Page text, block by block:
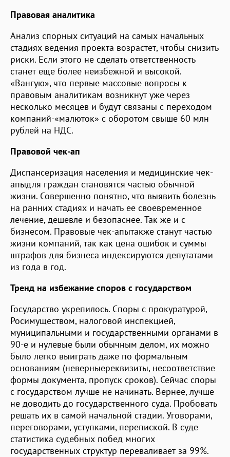
Правовая аналитика
Анализ спорных ситуаций на самых начальных
стадиях ведения проекта возрастет, чтобы снизить
риски. Если этого не сделать ответственность
станет еще более неизбежной и высокой.
«Вангую», что первые массовые вопросы к
правовым аналитикам возникнут уже через
несколько месяцев и будут связаны с переходом
компаний-«малюток» с оборотом свыше 60 млн
рублей на НДС.
Правовой чек-ап
Диспансеризация населения и медицинские чек-
апыдля граждан становятся частью обычной
жизни. Совершенно понятно, что выявить болезнь
на ранних стадиях и начать ее своевременное
лечение, дешевле и безопаснее. Так же и с
бизнесом. Правовые чек-апытакже станут частью
жизни компаний, так как цена ошибок и суммы
штрафов для бизнеса индексируются депутатами
из года в год.
Тренд на избежание споров с государством
Государство укрепилось. Споры с прокуратурой,
Росимуществом, налоговой инспекцией,
муниципальными и государственными органами в
90-е и нулевые были обычным делом, их можно
было легко выиграть даже по формальным
основаниям (неверныереквизиты, несоответствие
формы документа, пропуск сроков). Сейчас споры
с государством лучше не начинать. Вернее, лучше
не доводить до государственного суда. Пробовать
решать их в самой начальной стадии. Уговорами,
переговорами, уступками, перепиской. В суде
статистика судебных побед многих
государственных структур переваливает за 99%.